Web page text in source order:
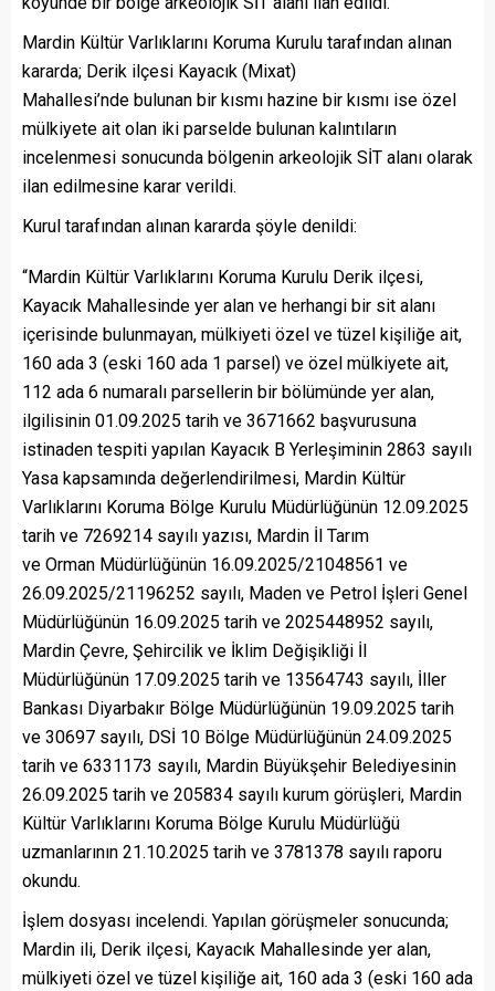
Mardin Kültür Varlıklarını Koruma Kurulu tarafından alınan
kararda; Derik ilçesi Kayacık (Mixat)
Mahallesi’nde bulunan bir kısmı hazine bir kısmı ise özel
mülkiyete ait olan iki parselde bulunan kalıntıların
incelenmesi sonucunda bölgenin arkeolojik SİT alanı olarak
ilan edilmesine karar verildi.
Kurul tarafından alınan kararda şöyle denildi:
“Mardin Kültür Varlıklarını Koruma Kurulu Derik ilçesi,
Kayacık Mahallesinde yer alan ve herhangi bir sit alanı
içerisinde bulunmayan, mülkiyeti özel ve tüzel kişiliğe ait,
160 ada 3 (eski 160 ada 1 parsel) ve özel mülkiyete ait,
112 ada 6 numaralı parsellerin bir bölümünde yer alan,
ilgilisinin 01.09.2025 tarih ve 3671662 başvurusuna
istinaden tespiti yapılan Kayacık B Yerleşiminin 2863 sayılı
Yasa kapsamında değerlendirilmesi, Mardin Kültür
Varlıklarını Koruma Bölge Kurulu Müdürlüğünün 12.09.2025
tarih ve 7269214 sayılı yazısı, Mardin İl Tarım
ve Orman Müdürlüğünün 16.09.2025/21048561 ve
26.09.2025/21196252 sayılı, Maden ve Petrol İşleri Genel
Müdürlüğünün 16.09.2025 tarih ve 2025448952 sayılı,
Mardin Çevre, Şehircilik ve İklim Değişikliği İl
Müdürlüğünün 17.09.2025 tarih ve 13564743 sayılı, İller
Bankası Diyarbakır Bölge Müdürlüğünün 19.09.2025 tarih
ve 30697 sayılı, DSİ 10 Bölge Müdürlüğünün 24.09.2025
tarih ve 6331173 sayılı, Mardin Büyükşehir Belediyesinin
26.09.2025 tarih ve 205834 sayılı kurum görüşleri, Mardin
Kültür Varlıklarını Koruma Bölge Kurulu Müdürlüğü
uzmanlarının 21.10.2025 tarih ve 3781378 sayılı raporu
okundu.
İşlem dosyası incelendi. Yapılan görüşmeler sonucunda;
Mardin ili, Derik ilçesi, Kayacık Mahallesinde yer alan,
mülkiyeti özel ve tüzel kişiliğe ait, 160 ada 3 (eski 160 ada